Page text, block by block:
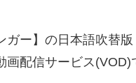
ガー】の日本語吹替
画配信サービス(VOD)